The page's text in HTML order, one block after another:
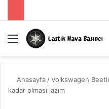
Menü
Anasayfa /Volkswagen
kadar olması lazım